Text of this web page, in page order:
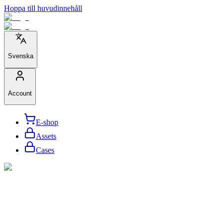
Hoppa till huvudinnehåll
Svenska
Account
E-shop
Assets
Cases